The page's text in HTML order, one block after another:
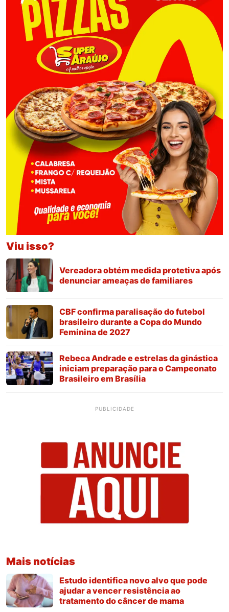
Viu isso?
Vereadora obtém medida protetiva após
denunciar ameaças de familiares
CBF confirma paralisação do futebol
brasileiro durante a Copa do Mundo
Feminina de 2027
Rebeca Andrade e estrelas da ginástica
iniciam preparação para o Campeonato
Brasileiro em Brasília
PUBLICIDADE
Mais notícias
Estudo identifica novo alvo que pode
ajudar a vencer resistência ao
tratamento do câncer de mama